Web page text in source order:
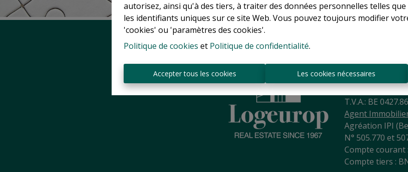
autorisez, ainsi qu'à des tiers, à traiter des données personnelles telles
les identifiants uniques sur ce site Web. Vous pouvez toujours modifier
'cookies' ou 'paramètres des cookies'.
Politique de cookies et Politique de confidentialité.
Accepter tous les cookies Les cookies nécessaires
3090 Overijse
Tél:+ 32 2 345 90
Mail:
T.V.A.: BE
Agent
Agréation IPI
N° 505.770 et
Compte courant
Compte tiers :